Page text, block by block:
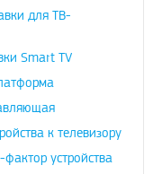
идея и
| 16.8.2023
для ТВ-
Smart TV
к телевизору
устройства